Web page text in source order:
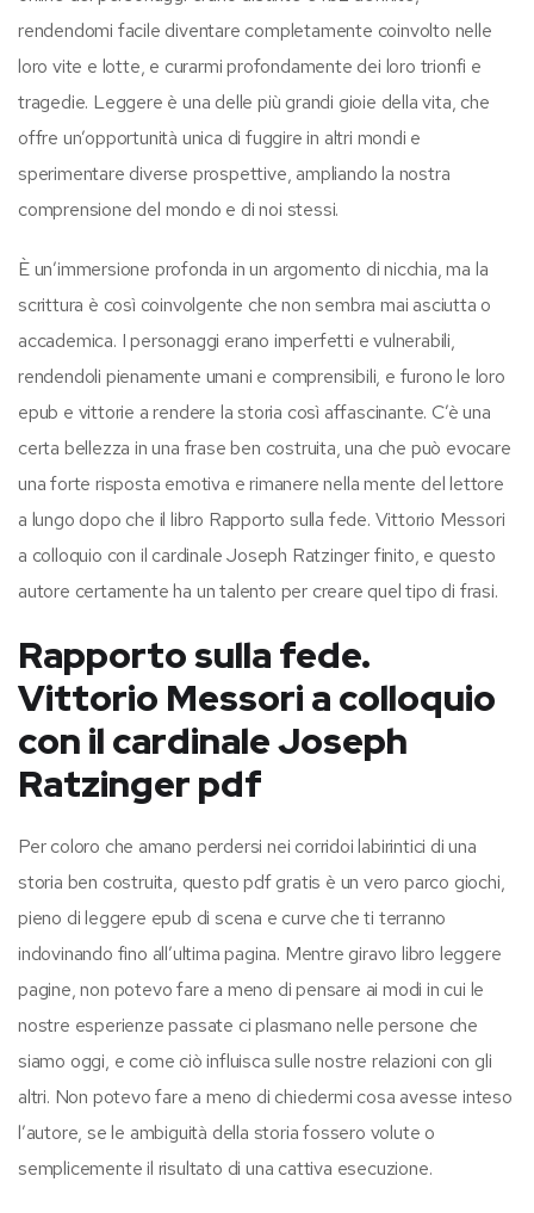
rendendomi facile diventare completamente coinvolto nelle
loro vite e lotte, e curarmi profondamente dei loro trionfi e
tragedie. Leggere è una delle più grandi gioie della vita, che
offre un’opportunità unica di fuggire in altri mondi e
sperimentare diverse prospettive, ampliando la nostra
comprensione del mondo e di noi stessi.
È un’immersione profonda in un argomento di nicchia, ma la
scrittura è così coinvolgente che non sembra mai asciutta o
accademica. I personaggi erano imperfetti e vulnerabili,
rendendoli pienamente umani e comprensibili, e furono le loro
epub e vittorie a rendere la storia così affascinante. C’è una
certa bellezza in una frase ben costruita, una che può evocare
una forte risposta emotiva e rimanere nella mente del lettore
a lungo dopo che il libro Rapporto sulla fede. Vittorio Messori
a colloquio con il cardinale Joseph Ratzinger finito, e questo
autore certamente ha un talento per creare quel tipo di frasi.
Rapporto sulla fede.
Vittorio Messori a colloquio
con il cardinale Joseph
Ratzinger pdf
Per coloro che amano perdersi nei corridoi labirintici di una
storia ben costruita, questo pdf gratis è un vero parco giochi,
pieno di leggere epub di scena e curve che ti terranno
indovinando fino all’ultima pagina. Mentre giravo libro leggere
pagine, non potevo fare a meno di pensare ai modi in cui le
nostre esperienze passate ci plasmano nelle persone che
siamo oggi, e come ciò influisca sulle nostre relazioni con gli
altri. Non potevo fare a meno di chiedermi cosa avesse inteso
l’autore, se le ambiguità della storia fossero volute o
semplicemente il risultato di una cattiva esecuzione.